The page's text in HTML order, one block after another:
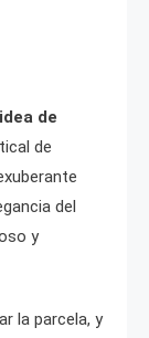
de
de
del
y
la parcela, y